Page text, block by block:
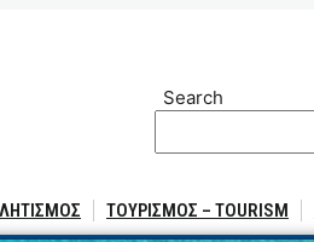
Search
ΤΟΥΡΙΣΜΟΣ – TOURISM